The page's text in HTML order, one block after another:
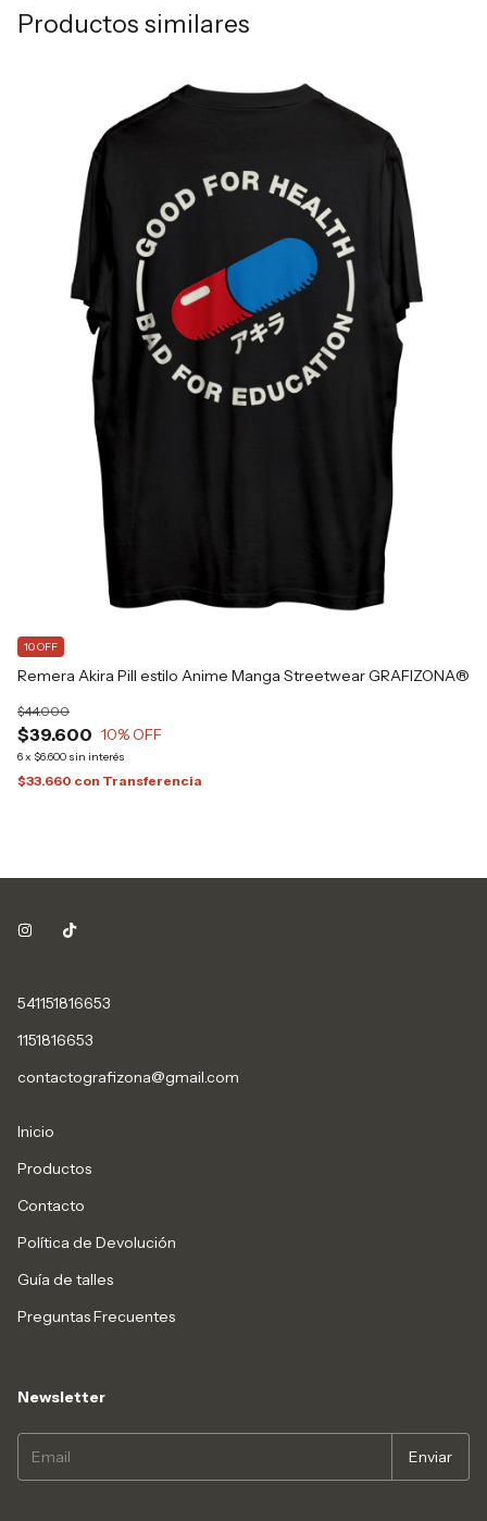
Productos similares
Remera Akira Pill estilo Anime Manga Streetwear GRAFIZONA®
$39.600
$44.000
10% OFF
6x $6.600 sin interés
10 OFF
$33.660 con Transferencia
541151816653
1151816653
contactografizona@gmail.com
Inicio
Productos
Contacto
Política de Devolución
Guía de talles
Preguntas Frecuentes
Newsletter